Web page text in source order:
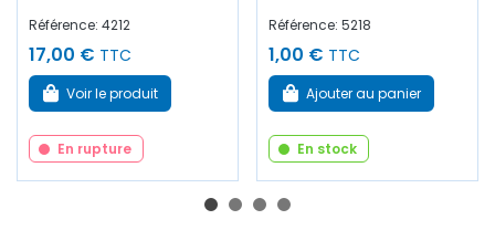
Référence: 4212
17,00 € TTC
Voir le produit
En rupture
Référence: 5218
1,00 € TTC
Ajouter au panier
En stock